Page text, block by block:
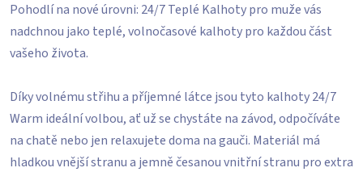
Pohodlí na nové úrovni: 24/7 Teplé Kalhoty pro muže vás
nadchnou jako teplé, volnočasové kalhoty pro každou část
vašeho života.
Díky volnému střihu a příjemné látce jsou tyto kalhoty 24/7
Warm ideální volbou, ať už se chystáte na závod, odpočíváte
na chatě nebo jen relaxujete doma na gauči. Materiál má
hladkou vnější stranu a jemně česanou vnitřní stranu pro extra